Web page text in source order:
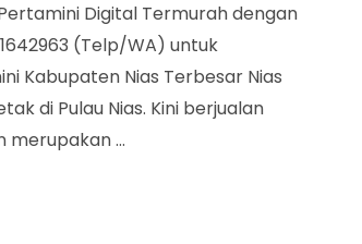
Kabupaten
Nias
Digital Termurah dengan
(Telp/WA) untuk
Kabupaten Nias Terbesar Nias
di Pulau Nias. Kini berjualan
merupakan …